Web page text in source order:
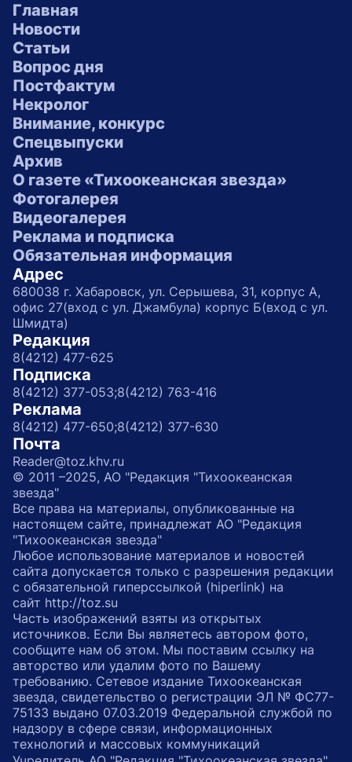
Главная
Новости
Статьи
Вопрос дня
Постфактум
Некролог
Внимание, конкурс
Спецвыпуски
Архив
О газете «Тихоокеанская звезда»
Фотогалерея
Видеогалерея
Реклама и подписка
Обязательная информация
Адрес
680038 г. Хабаровск, ул. Серышева, 31, корпус А,
офис 27(вход с ул. Джамбула) корпус Б(вход с ул.
Шмидта)
Редакция
8(4212) 477-625
Подписка
8(4212) 377-053;8(4212) 763-416
Реклама
8(4212) 477-650;8(4212) 377-630
Почта
Reader@toz.khv.ru
© 2011 –2025, АО "Редакция "Тихоокеанская
звезда"
Все права на материалы, опубликованные на
настоящем сайте, принадлежат АО "Редакция
"Тихоокеанская звезда"
Любое использование материалов и новостей
сайта допускается только с разрешения редакции
с обязательной гиперссылкой (hiperlink) на
сайт http://toz.su
Часть изображений взяты из открытых
источников. Если Вы являетесь автором фото,
сообщите нам об этом. Мы поставим ссылку на
авторство или удалим фото по Вашему
требованию. Сетевое издание Тихоокеанская
звезда, свидетельство о регистрации ЭЛ № ФС77-
75133 выдано 07.03.2019 Федеральной службой по
надзору в сфере связи, информационных
технологий и массовых коммуникаций